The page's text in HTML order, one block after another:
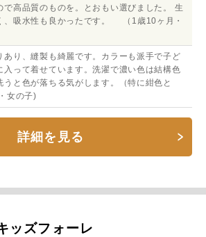
で高品質のものを。とおもい選びました。 生
、吸水性も良かったです。 （1歳10ヶ月・
あり、縫製も綺麗です。カラーも派手で子ど
入って着せています。洗濯で濃い色は結構色
と色が落ちる気がします。（特に紺色と
女の子)
詳細を見る
ズフォーレ